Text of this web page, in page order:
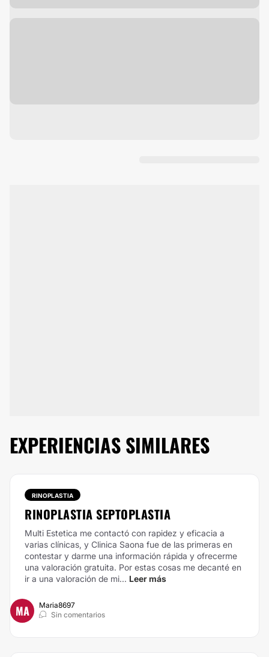
EXPERIENCIAS SIMILARES
RINOPLASTIA
RINOPLASTIA SEPTOPLASTIA
Multi Estetica me contactó con rapidez y eficacia a
varias clínicas, y Clinica Saona fue de las primeras en
contestar y darme una información rápida y ofrecerme
una valoración gratuita. Por estas cosas me decanté en
ir a una valoración de mi... Leer más
MA
Maria8697
Sin comentarios